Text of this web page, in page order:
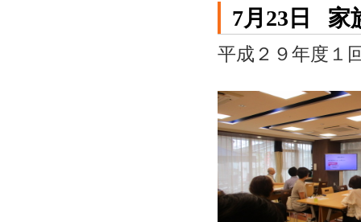
7月23日 家
平成２９年度１